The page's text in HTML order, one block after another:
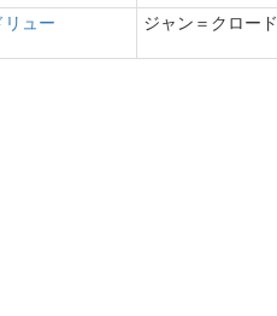
リュー ジャン＝クロード